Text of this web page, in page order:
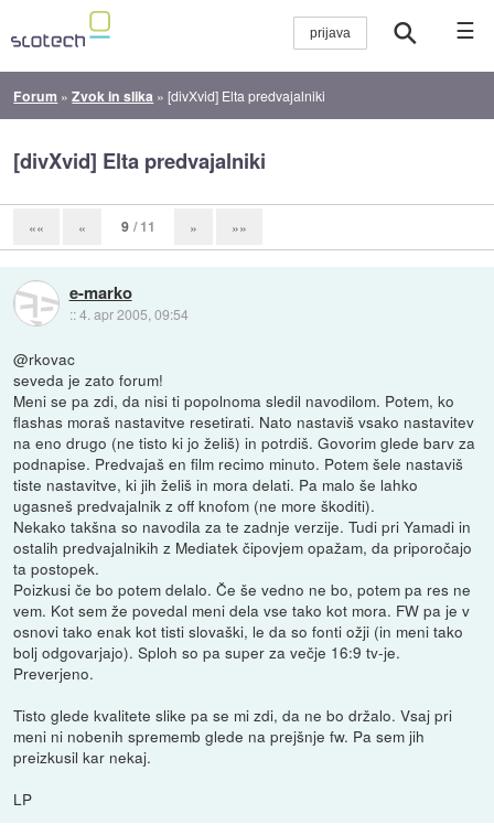
☰
Forum »Zvok in slika »[divXvid] Elta predvajalniki
[divXvid] Elta predvajalniki
«« « 9 / 11 » »»
e-marko
::4. apr 2005, 09:54
@rkovac
seveda je zato forum!
Meni se pa zdi, da nisi ti popolnoma sledil navodilom. Potem, ko
flashas moraš nastavitve resetirati. Nato nastaviš vsako nastavitev
na eno drugo (ne tisto ki jo želiš) in potrdiš. Govorim glede barv za
podnapise. Predvajaš en film recimo minuto. Potem šele nastaviš
tiste nastavitve, ki jih želiš in mora delati. Pa malo še lahko
ugasneš predvajalnik z off knofom (ne more škoditi).
Nekako takšna so navodila za te zadnje verzije. Tudi pri Yamadi in
ostalih predvajalnikih z Mediatek čipovjem opažam, da priporočajo
ta postopek.
Poizkusi če bo potem delalo. Če še vedno ne bo, potem pa res ne
vem. Kot sem že povedal meni dela vse tako kot mora. FW pa je v
osnovi tako enak kot tisti slovaški, le da so fonti ožji (in meni tako
bolj odgovarjajo). Sploh so pa super za večje 16:9 tv-je.
Preverjeno.
Tisto glede kvalitete slike pa se mi zdi, da ne bo držalo. Vsaj pri
meni ni nobenih sprememb glede na prejšnje fw. Pa sem jih
preizkusil kar nekaj.
LP